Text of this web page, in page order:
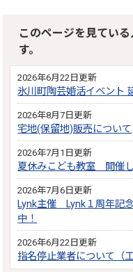
このページを見てい
す。
2026年6月22日更新
氷川町陶芸婚活イベント
2026年8月7日更新
宅地(保留地)販売について
2026年7月1日更新
夏休みこども教室 開催
2026年7月6日更新
Lynk主催 Lynk１周年記
中！
2026年6月22日更新
指名停止業者について（